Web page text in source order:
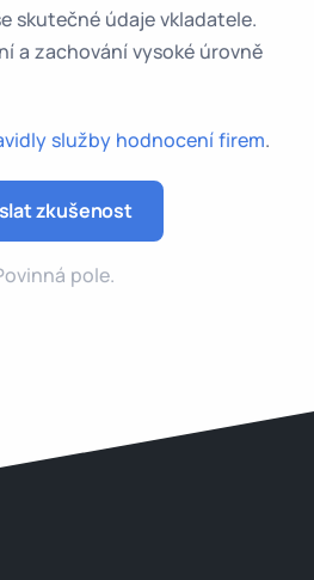
skutečné údaje vkladatele.
a zachování vysoké úrovně
služby hodnocení firem.
pole.